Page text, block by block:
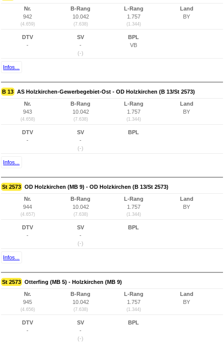
Nr.
942
(4.659)
B-Rang
10.042
(7.638)
L-Rang
1.757
(1.344)
Land
BY
DTV
-
SV
-
(-)
BPL
VB
Infos...
B 13 AS Holzkirchen-Gewerbegebiet-Ost - OD Holzkirchen (B 13/St 2573)
Nr.
943
(4.658)
B-Rang
10.042
(7.638)
L-Rang
1.757
(1.344)
Land
BY
DTV
-
SV
-
(-)
BPL
Infos...
St 2573 OD Holzkirchen (MB 9) - OD Holzkirchen (B 13/St 2573)
Nr.
944
(4.657)
B-Rang
10.042
(7.638)
L-Rang
1.757
(1.344)
Land
BY
DTV
-
SV
-
(-)
BPL
Infos...
St 2573 Otterfing (MB 5) - Holzkirchen (MB 9)
Nr.
945
(4.656)
B-Rang
10.042
(7.638)
L-Rang
1.757
(1.344)
Land
BY
DTV
-
SV
-
(-)
BPL